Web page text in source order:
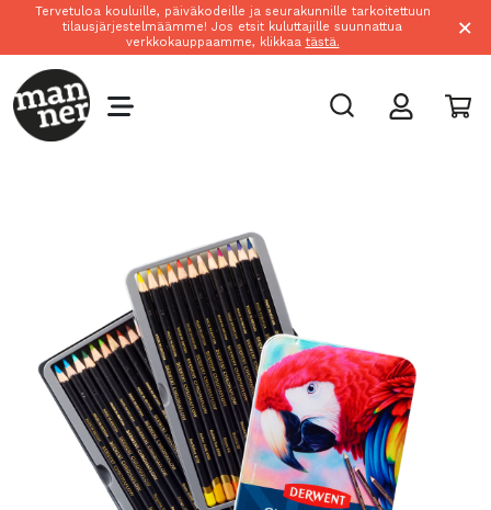
Tervetuloa kouluille, päiväkodeille ja seurakunnille tarkoitettuun
tilausjärjestelmäämme! Jos etsit kuluttajille suunnattua
verkkokauppaamme, klikkaa tästä. ×